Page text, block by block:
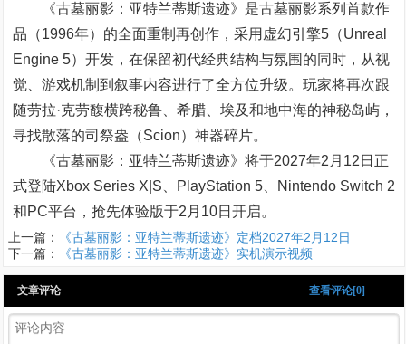
《古墓丽影：亚特兰蒂斯遗迹》是古墓丽影系列首款作
品（1996年）的全面重制再创作，采用虚幻引擎5（Unreal
Engine 5）开发，在保留初代经典结构与氛围的同时，从视
觉、游戏机制到叙事内容进行了全方位升级。玩家将再次跟
随劳拉·克劳馥横跨秘鲁、希腊、埃及和地中海的神秘岛屿，
寻找散落的司祭盎（Scion）神器碎片。
《古墓丽影：亚特兰蒂斯遗迹》将于2027年2月12日正
式登陆Xbox Series X|S、PlayStation 5、Nintendo Switch 2
和PC平台，抢先体验版于2月10日开启。
上一篇：
《古墓丽影：亚特兰蒂斯遗迹》定档2027年2月12日
下一篇：
《古墓丽影：亚特兰蒂斯遗迹》实机演示视频
查看评论[0]
文章评论